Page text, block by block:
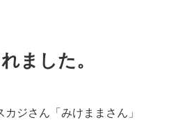
ました。
ジさん「みけままさん」